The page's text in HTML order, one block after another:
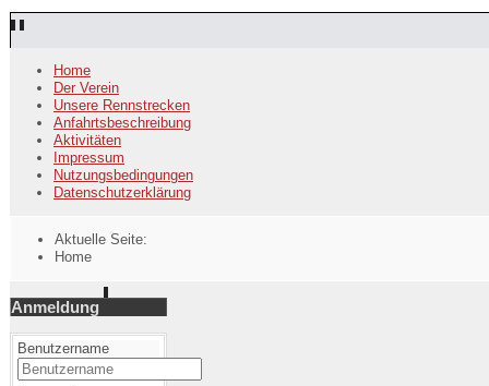
Home
Der Verein
Unsere Rennstrecken
Anfahrtsbeschreibung
Aktivitäten
Impressum
Nutzungsbedingungen
Datenschutzerklärung
Aktuelle Seite:
Home
Anmeldung
Benutzername